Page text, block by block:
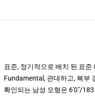
표준, 정기적으로 배치 된 표준
Fundamental, 관대하고, 복부
확인되는 남성 모형은 6'0"/